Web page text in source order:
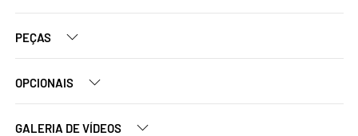
PEÇAS
OPCIONAIS
GALERIA DE VÍDEOS